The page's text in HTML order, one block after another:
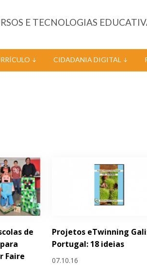
E TECNOLOGIAS
CIDADANIA DIGITAL
de
Faire
Projetos eTwinning
Portugal: 18 ideias
07.10.16